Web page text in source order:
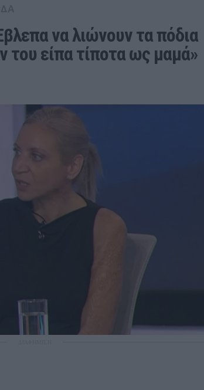
να λιώνουν τα πόδια
του είπα τίποτα ως μαμά»